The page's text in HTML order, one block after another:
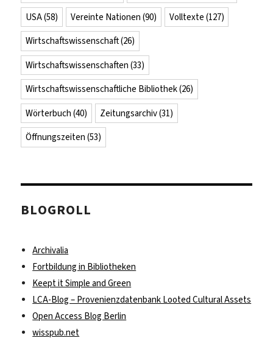
USA(58) Vereinte Nationen (90) Volltexte (127)
Wirtschaftswissenschaft(26)
Wirtschaftswissenschaften (33)
Wirtschaftswissenschaftliche Bibliothek(26)
Wörterbuch (40) Zeitungsarchiv(31)
Öffnungszeiten (53)
BLOGROLL
Archivalia
Fortbildung in Bibliotheken
Keept it Simple and Green
LCA-Blog – Provenienzdatenbank Looted Cultural Assets
Open Access Blog Berlin
wisspub.net